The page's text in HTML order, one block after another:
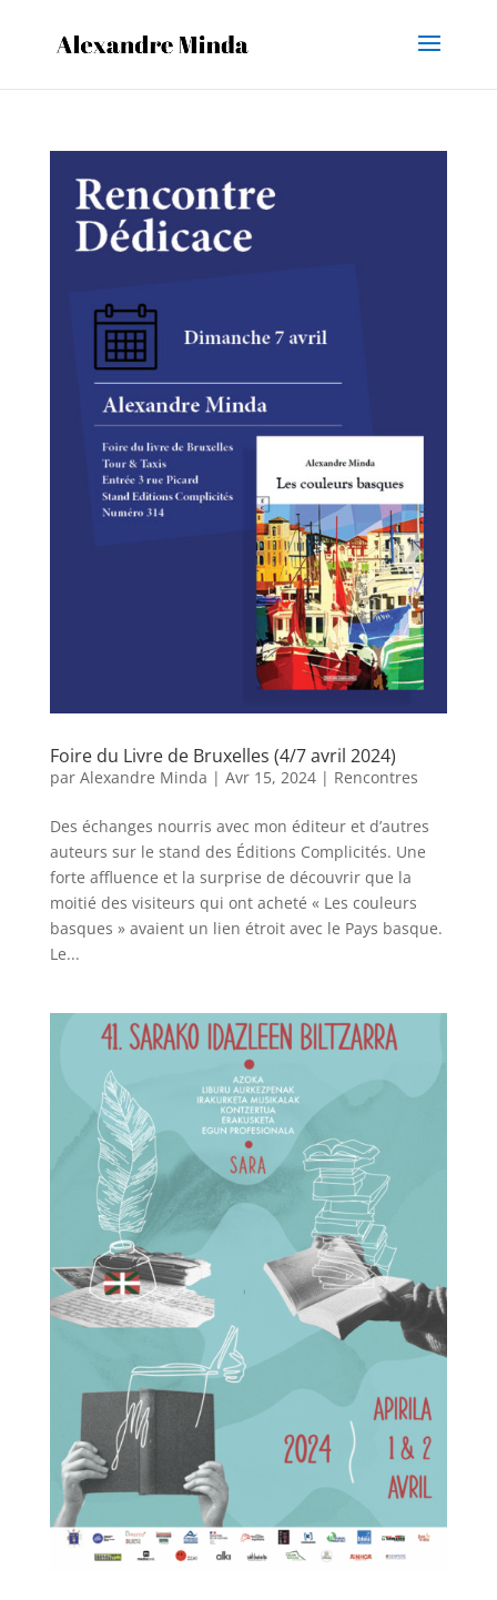
Foire du Livre de Bruxelles (4/7 avril 2024)
par Alexandre Minda | Avr 15, 2024| Rencontres
Des échanges nourris avec mon éditeur et d’autres
auteurs sur le stand des Éditions Complicités. Une
forte affluence et la surprise de découvrir que la
moitié des visiteurs qui ont acheté « Les couleurs
basques » avaient un lien étroit avec le Pays basque.
Le...